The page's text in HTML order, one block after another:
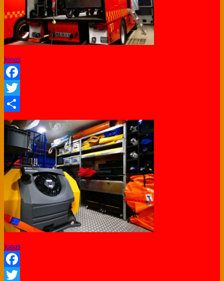
jonas
Facebook
Twitter
Share
jonas
Facebook